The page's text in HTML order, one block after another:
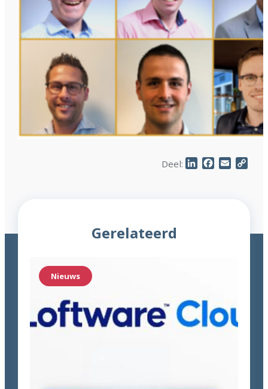
Deel: LinkedInFacebook
Email
Gerelateerd
Nieuws